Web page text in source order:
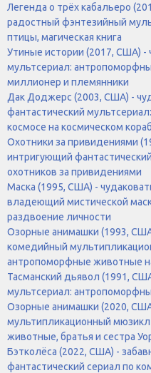
Легенда о трёх кабальеро
радостный фэнтезийный
птицы, магическая книга
Утиные истории (2017, США) -
мультсериал:
миллионер и племянники
Дак Доджерс (2003, США) -
фантастический
космосе на космическом
Охотники за привидениями
интригующий
охотников за привидениями
Маска (1995, США) -
владеющий мистической
раздвоение личности
Озорные анимашки (1993,
комедийный
антропоморфные животные
Тасманский дьявол (1991,
мультсериал:
Озорные анимашки (2020,
мультипликационный
животные, братья и сестра
Бэтколёса (2022, США) -
фантастический сериал по